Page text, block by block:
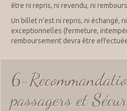
être ni repris, ni revendu, ni
Un billet n’est ni repris, ni échangé,
exceptionnelles (fermeture,
remboursement devra être
6-
passagers et